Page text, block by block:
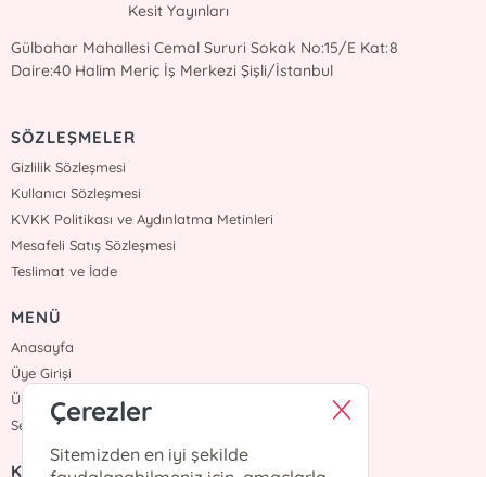
Kesit Yayınları
Gülbahar Mahallesi Cemal Sururi Sokak No:15/E Kat:8
Daire:40 Halim Meriç İş Merkezi Şişli/İstanbul
SÖZLEŞMELER
Gizlilik Sözleşmesi
Kullanıcı Sözleşmesi
KVKK Politikası ve Aydınlatma Metinleri
Mesafeli Satış Sözleşmesi
Teslimat ve İade
MENÜ
Anasayfa
Üye Girişi
Üye Ol
Sepetim
KURUMSAL
Çerezler
Sitemizden en iyi şekilde